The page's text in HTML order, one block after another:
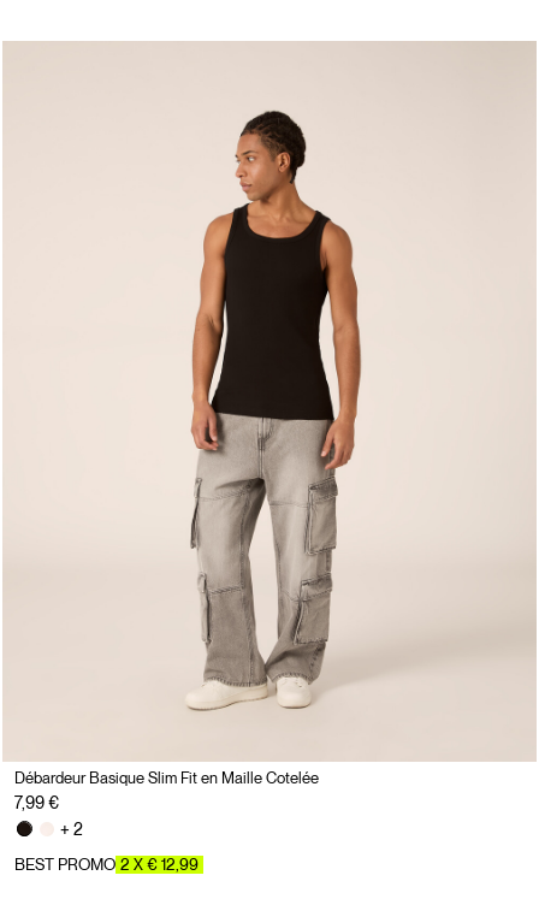
Débardeur Basique Slim Fit en Maille Cotelée
7,99 €
+ 2
BEST PROMO 2 X € 12,99